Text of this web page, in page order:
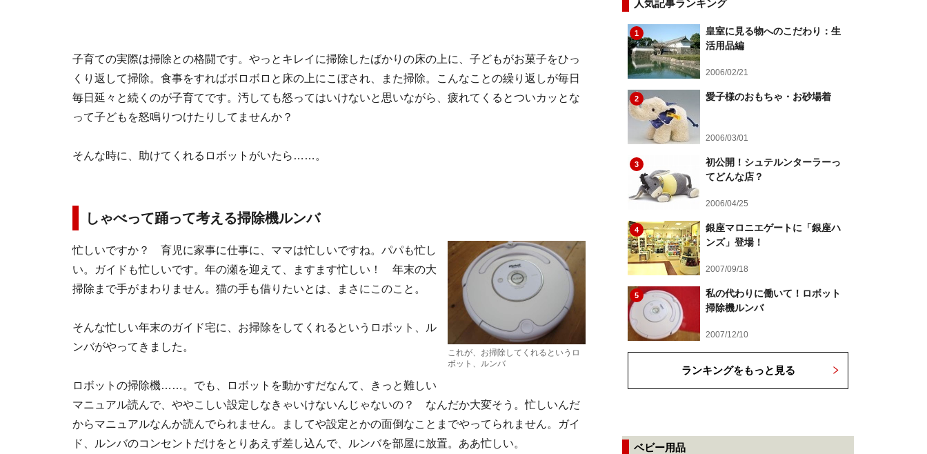
子育ての実際は掃除との格闘です。やっとキレイに掃除したばかりの床の上に、子どもがお菓子をひっ
くり返して掃除。食事をすればボロボロと床の上にこぼされ、また掃除。こんなことの繰り返しが毎日
毎日延々と続くのが子育てです。汚しても怒ってはいけないと思いながら、疲れてくるとついカッとな
って子どもを怒鳴りつけたりしてませんか？
そんな時に、助けてくれるロボットがいたら……。
しゃべって踊って考える掃除機ルンバ
これが、お掃除してくれるというロ
ボット、ルンバ
忙しいですか？ 育児に家事に仕事に、ママは忙しいですね。パパも忙し
い。ガイドも忙しいです。年の瀬を迎えて、ますます忙しい！ 年末の大
掃除まで手がまわりません。猫の手も借りたいとは、まさにこのこと。
そんな忙しい年末のガイド宅に、お掃除をしてくれるというロボット、ル
ンバがやってきました。
ロボットの掃除機……。でも、ロボットを動かすだなんて、きっと難しい
マニュアル読んで、ややこしい設定しなきゃいけないんじゃないの？ なんだか大変そう。忙しいんだ
からマニュアルなんか読んでられません。ましてや設定とかの面倒なことまでやってられません。ガイ
ド、ルンバのコンセントだけをとりあえず差し込んで、ルンバを部屋に放置。ああ忙しい。
人気記事ランキング
1
皇室に見る物へのこだわり：生
活用品編
2006/02/21
2 愛子様のおもちゃ・お砂場着
2006/03/01
3
初公開！シュテルンターラーっ
てどんな店？
2006/04/25
4
銀座マロニエゲートに「銀座ハ
ンズ」登場！
2007/09/18
5
私の代わりに働いて！ロボット
掃除機ルンバ
2007/12/10
ランキングをもっと見る
ベビー用品